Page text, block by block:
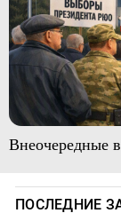
Внеочередные
ПОСЛЕДНИЕ